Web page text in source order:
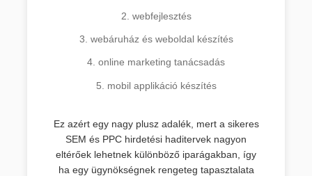
2. webfejlesztés
3. webáruház és weboldal készítés
4. online marketing tanácsadás
5. mobil applikáció készítés
Ez azért egy nagy plusz adalék, mert a sikeres
SEM és PPC hirdetési haditervek nagyon
eltérőek lehetnek különböző iparágakban, így
ha egy ügynökségnek rengeteg tapasztalata